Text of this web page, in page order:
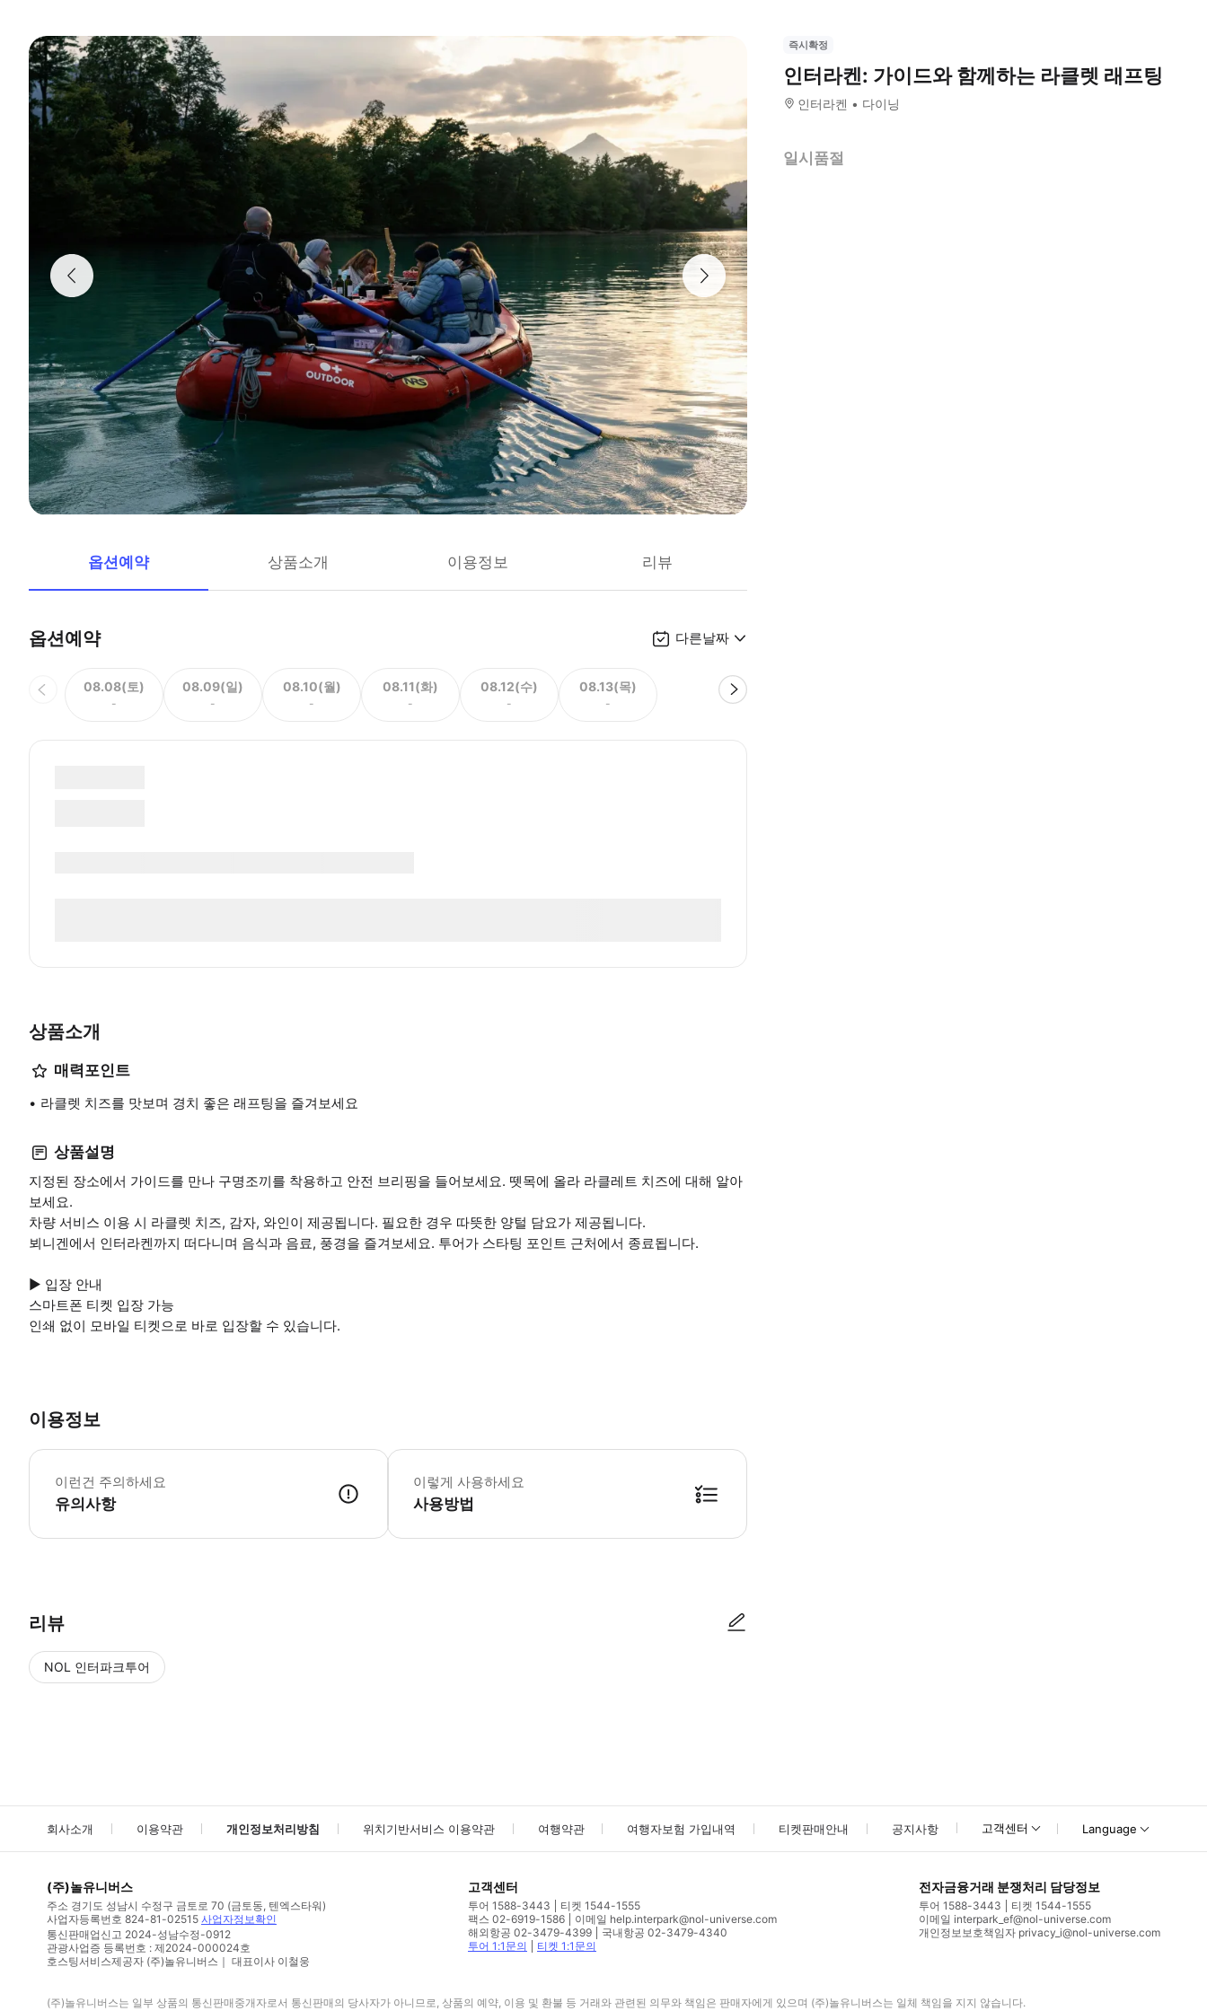
옵션예약 상품소개 이용정보 리뷰
옵션예약 다른날짜
08.08(토)
-
08.09(일)
-
08.10(월)
-
08.11(화)
-
08.12(수)
-
08.13(목)
-
상품소개
매력포인트
라클렛 치즈를 맛보며 경치 좋은 래프팅을 즐겨보세요
상품설명
지정된 장소에서 가이드를 만나 구명조끼를 착용하고 안전 브리핑을 들어보세요. 뗏목에 올라 라클레트 치즈에 대해 알아
보세요.
차량 서비스 이용 시 라클렛 치즈, 감자, 와인이 제공됩니다. 필요한 경우 따뜻한 양털 담요가 제공됩니다.
뵈니겐에서 인터라켄까지 떠다니며 음식과 음료, 풍경을 즐겨보세요. 투어가 스타팅 포인트 근처에서 종료됩니다.
▶ 입장 안내
스마트폰 티켓 입장 가능
인쇄 없이 모바일 티켓으로 바로 입장할 수 있습니다.
이용정보
이런건 주의하세요
유의사항
▶ 꼭 알아두세요 * 이 활동은 식이 제한으로 인한 식사 조정이 불가능합니다 * 뗏목에 허용되는 최대 중량은 125kg (275파운드) 입니다.
이렇게 사용하세요
사용방법
리뷰
NOL 인터파크투어
즉시확정
인터라켄: 가이드와 함께하는 라클렛 래프팅
인터라켄 다이닝
일시품절
회사소개 이용약관 개인정보처리방침 위치기반서비스 이용약관 여행약관 여행자보험 가입내역 티켓판매안내 공지사항 고객센터 Language
(주)놀유니버스
주소 경기도 성남시 수정구 금토로 70 (금토동, 텐엑스타워)
사업자등록번호 824-81-02515 사업자정보확인
통신판매업신고 2024-성남수정-0912
관광사업증 등록번호 : 제2024-000024호
호스팅서비스제공자 (주)놀유니버스｜ 대표이사 이철웅
고객센터
투어 1588-3443
티켓 1544-1555
팩스 02-6919-1586
이메일 help.interpark@nol-universe.com
해외항공 02-3479-4399
국내항공 02-3479-4340
투어 1:1문의
티켓 1:1문의
전자금융거래 분쟁처리 담당정보
투어 1588-3443
티켓 1544-1555
이메일 interpark_ef@nol-universe.com
개인정보보호책임자 privacy_i@nol-universe.com
(주)놀유니버스는 일부 상품의 통신판매중개자로서 통신판매의 당사자가 아니므로, 상품의 예약, 이용 및 환불 등 거래와 관련된 의무와 책임은 판매자에게 있으며 (주)놀유니버스는 일체 책임을 지지 않습니다.